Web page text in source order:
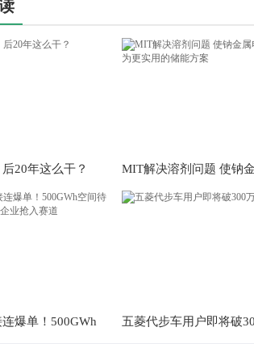
后20年这么干？
MIT解决溶剂问题 使钠
池成为更实用的储能方案
爆单！500GWh
五菱代步车用户即将破